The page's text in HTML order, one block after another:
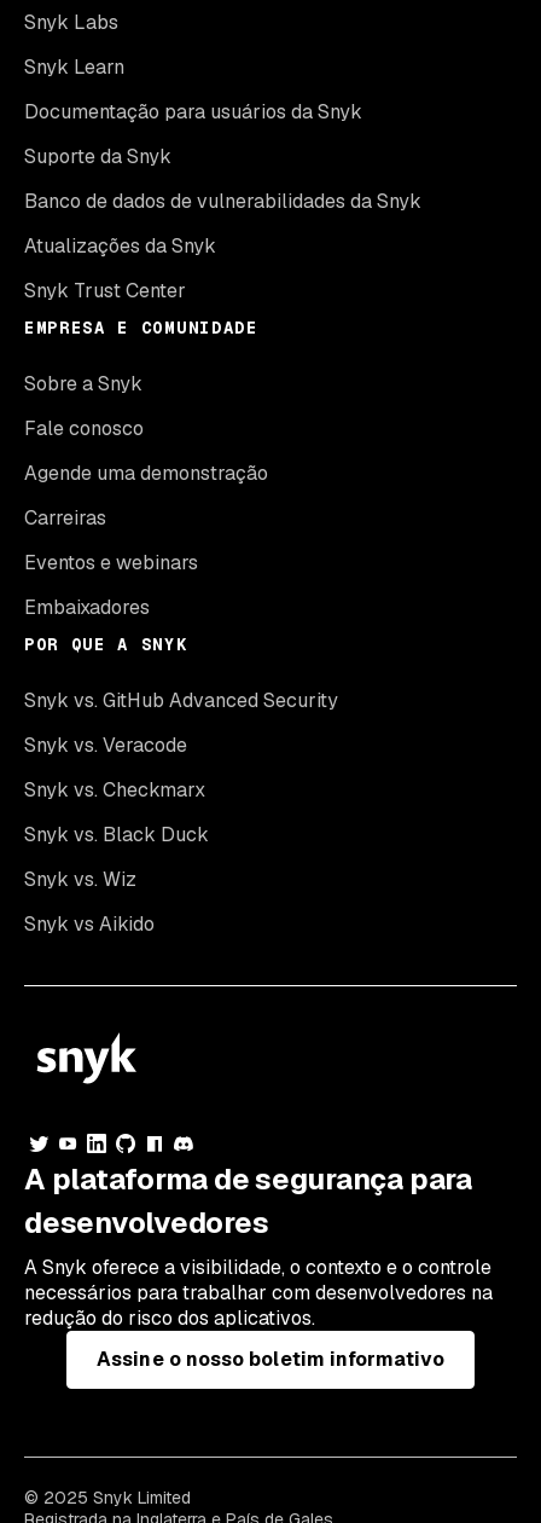
Snyk Labs
Snyk Learn
Documentação para usuários da Snyk
Suporte da Snyk
Banco de dados de vulnerabilidades da Snyk
Atualizações da Snyk
Snyk Trust Center
EMPRESA E COMUNIDADE
Sobre a Snyk
Fale conosco
Agende uma demonstração
Carreiras
Eventos e webinars
Embaixadores
POR QUE A SNYK
Snyk vs. GitHub Advanced Security
Snyk vs. Veracode
Snyk vs. Checkmarx
Snyk vs. Black Duck
Snyk vs. Wiz
Snyk vs Aikido
A plataforma de segurança para
desenvolvedores
A Snyk oferece a visibilidade, o contexto e o controle
necessários para trabalhar com desenvolvedores na
redução do risco dos aplicativos.
Assine o nosso boletim informativo
© 2025 Snyk Limited